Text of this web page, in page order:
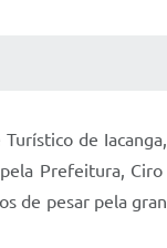
de
Prefeitura,
de pesar pela